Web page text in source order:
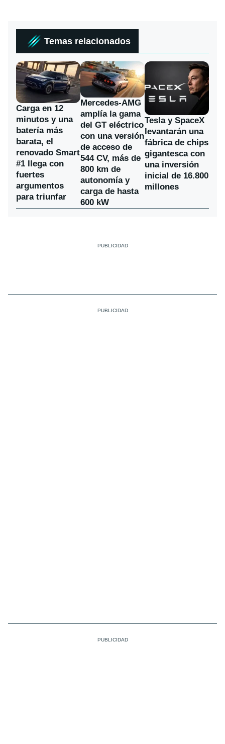
Temas relacionados
Carga en 12
minutos y una
batería más
barata, el
renovado Smart
#1 llega con
fuertes
argumentos
para triunfar
Mercedes-AMG
amplía la gama
del GT eléctrico
con una versión
de acceso de
544 CV, más de
800 km de
autonomía y
carga de hasta
600 kW
Tesla y SpaceX
levantarán una
fábrica de chips
gigantesca con
una inversión
inicial de 16.800
millones